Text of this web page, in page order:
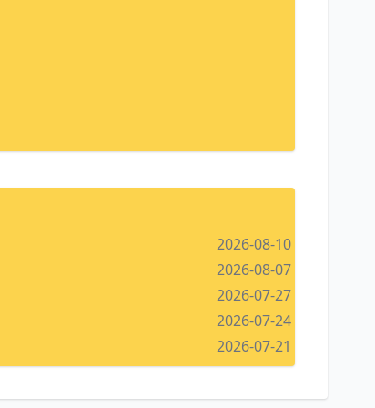
2026-08-10
2026-08-07
2026-07-27
2026-07-24
2026-07-21